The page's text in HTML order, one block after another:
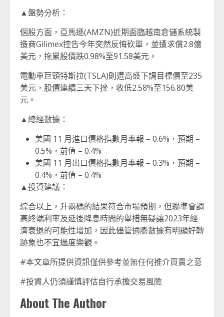
▲盤勢分析：
個股方面，亞馬遜(AMZN)近期面臨越南倉儲系統製
造商Gilimex控告今年突然反悔砍單，並遭求償2.8億
美元，拖累股價跌0.98%至91.58美元。
電動車巨頭特斯拉(TSLA)則遭高盛下調目標價至235
美元，股價連續三天下挫，收低2.58%至156.80美
元。
▲總經數據：
美國 11 月進口價格指數月率報 – 0.6%，預期 –
0.5%，前值 – 0.4%
美國 11 月出口價格指數月率報 – 0.3%，預期 –
0.4%，前值 – 0.4%
▲投資建議：
綜合以上，升兩碼的結果符合市場預期，但聯準會調
高終端利率及延後降息時間的舉措無疑讓2023年經
濟衰退的可能性增加，因此儘管通膨數據有明顯好轉
跡象也不宜過度樂觀。
#本文章所提供資訊僅供參考並無任何推介買賣之意
#投資人仍須謹慎評估自行承擔交易風險
About The Author